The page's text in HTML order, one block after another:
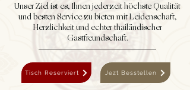
Unser Ziel ist es, Ihnen jederzeit höchste Qualität
und besten Service zu bieten mit Leidenschaft,
Herzlichkeit und echter thailändischer
Gastfreundschaft.
Tisch Reserviert Jezt Besstellen